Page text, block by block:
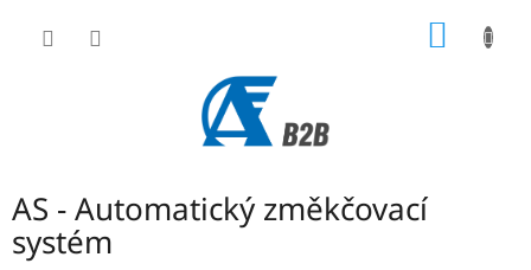
AS - Automatický změkčovací
systém